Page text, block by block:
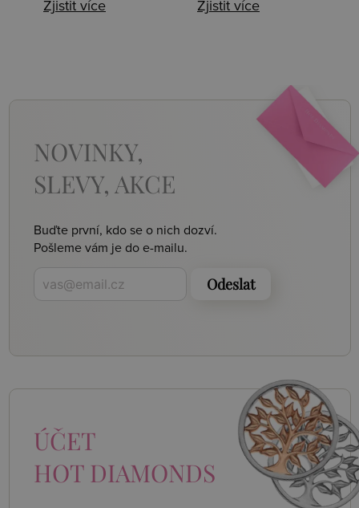
Zjistit více Zjistit více
NOVINKY,
SLEVY, AKCE
Buďte první, kdo se o nich dozví.
Pošleme vám je do e-mailu.
Odeslat
ÚČET
HOT DIAMONDS